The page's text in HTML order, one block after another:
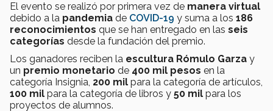
El evento se realizó por primera vez de manera virtual
debido a la pandemia de COVID-19 y suma a los 186
reconocimientos que se han entregado en las seis
categorías desde la fundación del premio.
Los ganadores reciben la escultura Rómulo Garza y
un premio monetario de 400 mil pesos en la
categoría Insignia, 200 mil para la categoría de artículos,
100 mil para la categoría de libros y 50 mil para los
proyectos de alumnos.